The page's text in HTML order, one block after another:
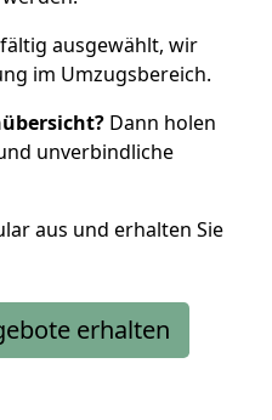
ausgewählt, wir
im Umzugsbereich.
Dann holen
unverbindliche
aus und erhalten Sie
erhalten